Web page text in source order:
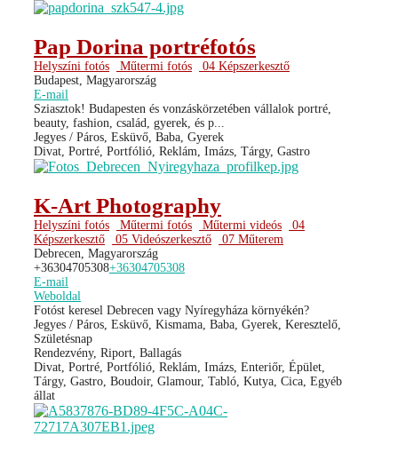
Pap Dorina portréfotós
Helyszíni fotós Műtermi fotós
04 Képszerkesztő
Budapest, Magyarország
E-mail
Sziasztok! Budapesten és vonzáskörzetében vállalok portré,
beauty, fashion, család, gyerek, és p...
Jegyes / Páros, Esküvő, Baba, Gyerek
Divat, Portré, Portfólió, Reklám, Imázs, Tárgy, Gastro
K-Art Photography
Helyszíni fotós Műtermi fotós Műtermi videós
04
Képszerkesztő
05 Videószerkesztő
07 Műterem
Debrecen, Magyarország
+36304705308+36304705308
E-mail
Weboldal
Fotóst keresel Debrecen vagy Nyíregyháza környékén?
Jegyes / Páros, Esküvő, Kismama, Baba, Gyerek, Keresztelő,
Születésnap
Rendezvény, Riport, Ballagás
Divat, Portré, Portfólió, Reklám, Imázs, Enteriőr, Épület,
Tárgy, Gastro, Boudoir, Glamour, Tabló, Kutya, Cica, Egyéb
állat